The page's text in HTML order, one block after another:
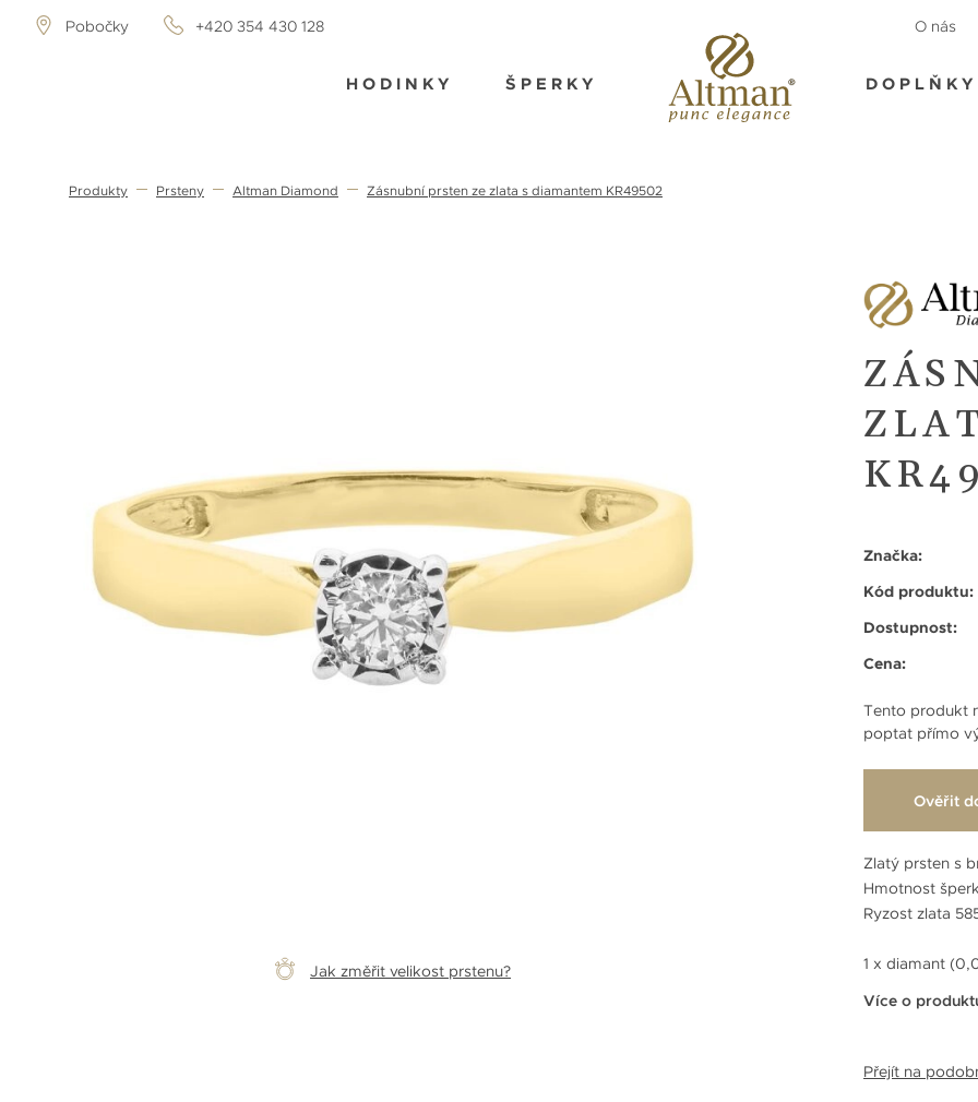
Pobočky +420 354 430 128 O nás
HODINKY ŠPERKY DOPLŇKY
Produkty Prsteny Altman Diamond Zásnubní prsten ze zlata s diamantem KR49502
Jak změřit velikost prstenu?
Značka:
Kód produktu:
Dostupnost:
Cena:
Tento produkt
poptat přímo
Ověřit
Zlatý prsten s
Hmotnost
Ryzost zlata
1 x diamant
Více o
Přejít na